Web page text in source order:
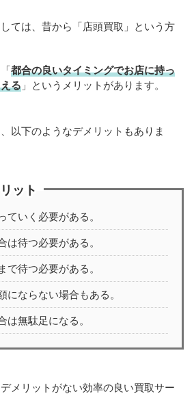
ては、昔から「店頭買取」という方
都合の良いタイミングでお店に持っ
る 」というメリットがあります。
以下のようなデメリットもありま
ット
ていく必要がある。
は待つ必要がある。
で待つ必要がある。
にならない場合もある。
は無駄足になる。
メリットがない効率の良い買取サー